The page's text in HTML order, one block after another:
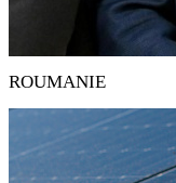
ROUMANIE